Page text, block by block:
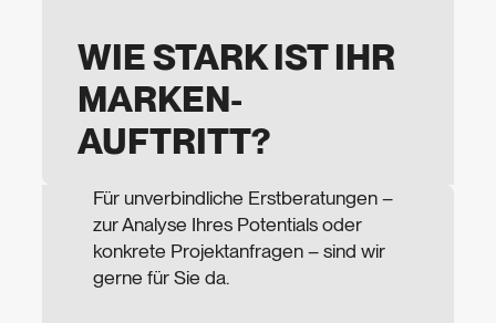
WIE STARK IST IHR
MARKEN­
AUFTRITT?
Für unverbindliche Erstberatungen –
zur Analyse Ihres Potentials oder
konkrete Projekt­anfragen – sind wir
gerne für Sie da.